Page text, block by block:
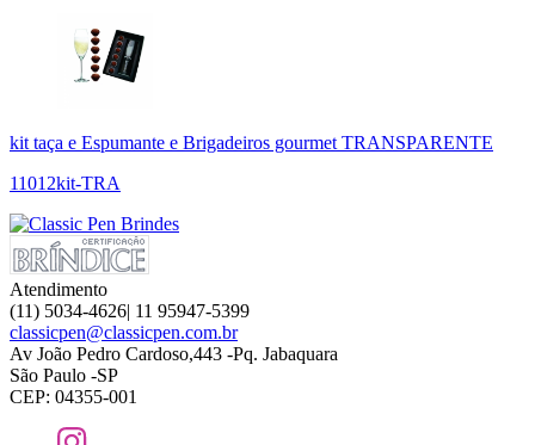
kit taça e Espumante e Brigadeiros gourmet TRANSPARENTE
11012kit-TRA
Atendimento
(11) 5034-4626| 11 95947-5399
classicpen@classicpen.com.br
Av João Pedro Cardoso,443 -Pq. Jabaquara
São Paulo -SP
CEP: 04355-001